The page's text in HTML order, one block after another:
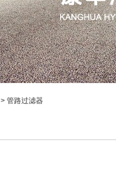
> 管路过滤器